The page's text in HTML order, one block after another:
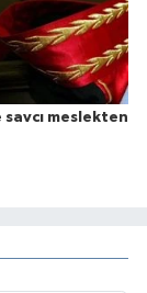
savcı meslekten